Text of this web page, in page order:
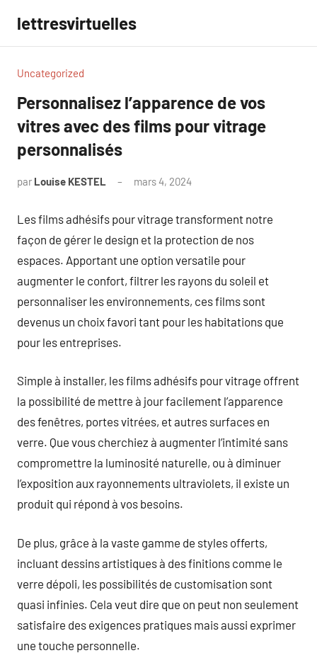
contenu
lettresvirtuelles
Uncategorized
Personnalisez l’apparence de vos
vitres avec des films pour vitrage
personnalisés
par Louise KESTEL mars 4, 2024
Les films adhésifs pour vitrage transforment notre
façon de gérer le design et la protection de nos
espaces. Apportant une option versatile pour
augmenter le confort, filtrer les rayons du soleil et
personnaliser les environnements, ces films sont
devenus un choix favori tant pour les habitations que
pour les entreprises.
Simple à installer, les films adhésifs pour vitrage offrent
la possibilité de mettre à jour facilement l’apparence
des fenêtres, portes vitrées, et autres surfaces en
verre. Que vous cherchiez à augmenter l’intimité sans
compromettre la luminosité naturelle, ou à diminuer
l’exposition aux rayonnements ultraviolets, il existe un
produit qui répond à vos besoins.
De plus, grâce à la vaste gamme de styles offerts,
incluant dessins artistiques à des finitions comme le
verre dépoli, les possibilités de customisation sont
quasi infinies. Cela veut dire que on peut non seulement
satisfaire des exigences pratiques mais aussi exprimer
une touche personnelle.